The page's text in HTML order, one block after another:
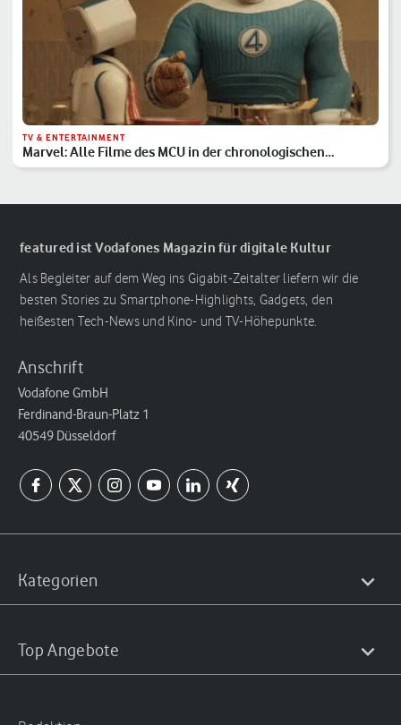
TV & ENTERTAINMENT
Marvel: Alle Filme des MCU in der chronologischen
Reihenfolge
featured ist Vodafones Magazin für digitale Kultur
Als Begleiter auf dem Weg ins Gigabit-Zeitalter liefern wir die
besten Stories zu Smartphone-Highlights, Gadgets, den
heißesten Tech-News und Kino- und TV-Höhepunkte.
Anschrift
Vodafone GmbH
Ferdinand-Braun-Platz 1
40549 Düsseldorf
Kategorien
Top Angebote